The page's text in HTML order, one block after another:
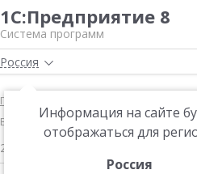
1С:Предприятие 8
Система программ
Россия
Информация на сайте
отображаться для
Россия
Главная
Версия 3.4.4 Новое в версии
26.09.2011